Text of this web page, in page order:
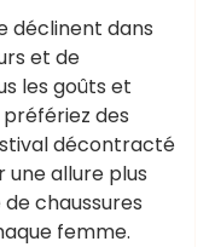
déclinent dans
et de
les goûts et
des
décontracté
une allure plus
chaussures
femme.